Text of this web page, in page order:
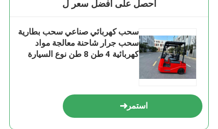
احصل على افضل سعر ل
سحب كهربائي صناعي سحب بطارية
سحب جرار شاحنة معالجة مواد
كهربائية 4 طن 8 طن نوع السيارة
استمر